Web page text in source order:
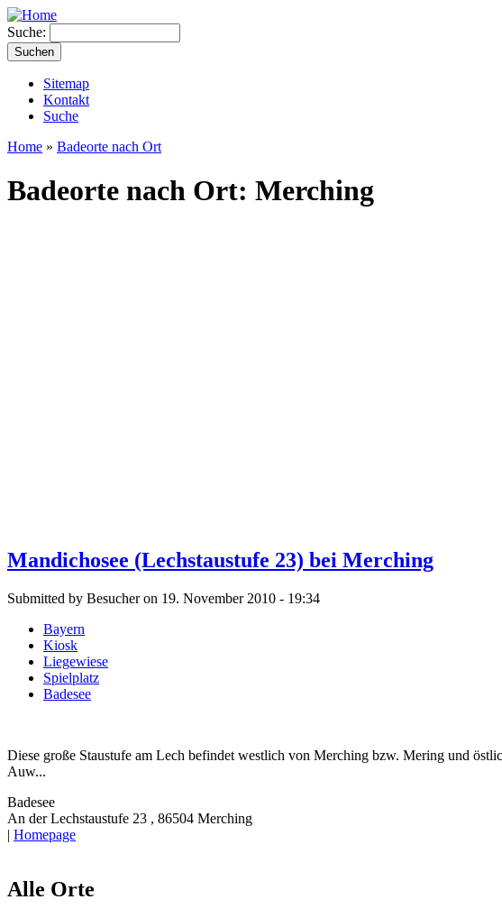
Suche:
Sitemap
Kontakt
Suche
Home » Badeorte nach Ort
Badeorte nach Ort: Merching
Mandichosee (Lechstaustufe 23) bei Merching
Submitted by Besucher on 19. November 2010 - 19:34
Bayern
Kiosk
Liegewiese
Spielplatz
Badesee
Diese große Staustufe am Lech befindet westlich von Merching bzw. Mering und
Auw...
Badesee
An der Lechstaustufe 23 , 86504 Merching
| Homepage
Alle Orte